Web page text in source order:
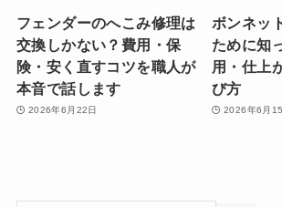
フェンダーのへこみ修理は
交換しかない？費用・保
険・安く直すコツを職人が
本音で話します
2026年6月22日
ボンネッ
ために知
用・仕上
び方
2026年6月